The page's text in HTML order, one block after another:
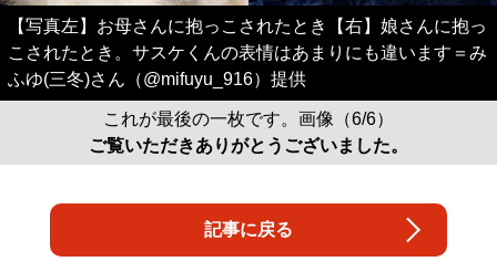
【写真左】お母さんに抱っこされたとき【右】娘さんに抱っ
こされたとき。サスケくんの表情はあまりにも違います＝み
ふゆ(三冬)さん（@mifuyu_916）提供
これが最後の一枚です。画像（6/6）
ご覧いただきありがとうございました。
記事に戻る